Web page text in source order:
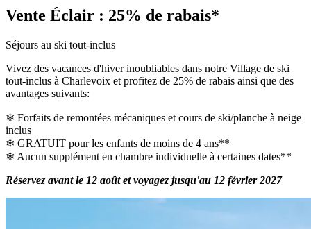
Vente Éclair : 25% de rabais*
Séjours au ski tout-inclus
Vivez des vacances d'hiver inoubliables dans notre Village de ski
tout-inclus à Charlevoix et profitez de 25% de rabais ainsi que des
avantages suivants:
❄ Forfaits de remontées mécaniques et cours de ski/planche à neige
inclus
❄ GRATUIT pour les enfants de moins de 4 ans**
❄ Aucun supplément en chambre individuelle à certaines dates**
Réservez avant le 12 août et voyagez jusqu'au 12 février 2027